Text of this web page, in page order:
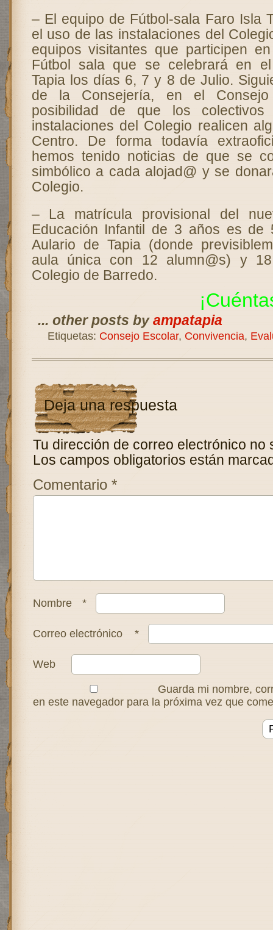
– El equipo de Fútbol-sala Faro Isla
el uso de las instalaciones del
equipos visitantes que participen
Fútbol sala que se celebrará en
Tapia los días 6, 7 y 8 de Julio.
de la Consejería, en el
posibilidad de que los
instalaciones del Colegio realicen
Centro. De forma todavía
hemos tenido noticias de que se
simbólico a cada alojad@ y se
Colegio.
– La matrícula provisional del
Educación Infantil de 3 años es de
Aulario de Tapia (donde
aula única con 12 alumn@s) y
Colegio de Barredo.
... other posts byampatapia
Etiquetas: Consejo Escolar, Convivencia,
Deja una respuesta
Tu dirección de correo electrónico no
Los campos obligatorios están
Comentario *
Nombre *
Correo electrónico *
Web
Guarda mi nombre,
en este navegador para la próxima vez que